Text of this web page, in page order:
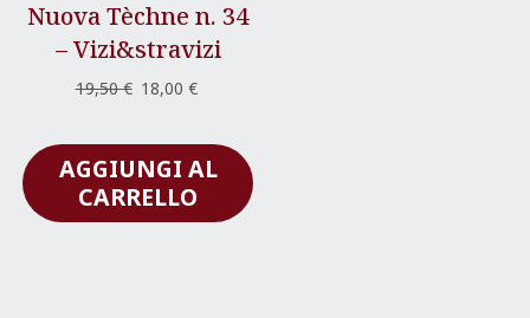
Nuova Tèchne n. 34
– Vizi&stravizi
19,50€ Il
era:
19,50 €.
18,00 €
è:
18,00 €.
AGGIUNGI AL
CARRELLO